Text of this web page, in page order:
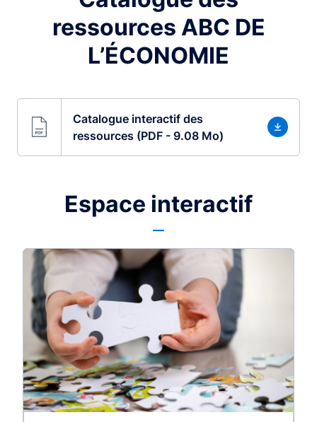
ressources ABC DE
L’ÉCONOMIE
Catalogue interactif des
ressources (PDF - 9.08 Mo)
Espace interactif